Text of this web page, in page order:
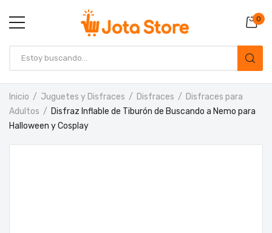
0
Inicio Juguetes y Disfraces Disfraces
Disfraces para
Adultos
Disfraz Inflable de Tiburón de Buscando a Nemo para
Halloween y Cosplay